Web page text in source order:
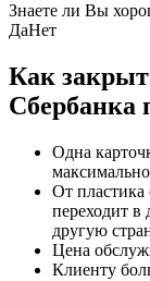
Знаете ли Вы
ДаНет
Как
Сбербанка
Одна
От пластика
переходит в
другую
Цена
Клиенту